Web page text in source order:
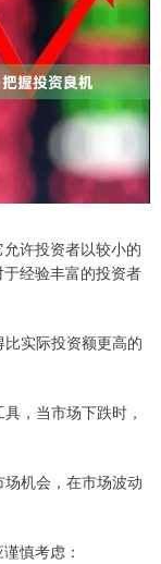
许投资者以较小的
经验丰富的投资者
实际投资额更高的
，当市场下跌时，
机会，在市场波动
慎考虑：